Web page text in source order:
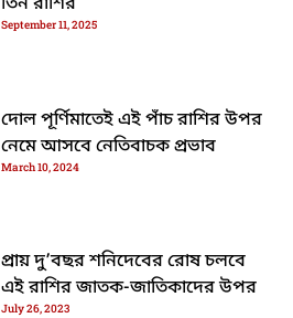
September 11, 2025
দোল পূর্ণিমাতেই এই পাঁচ রাশির উপর
নেমে আসবে নেতিবাচক প্রভাব
March 10, 2024
প্রায় দু’বছর শনিদেবের রোষ চলবে
এই রাশির জাতক-জাতিকাদের উপর
July 26, 2023